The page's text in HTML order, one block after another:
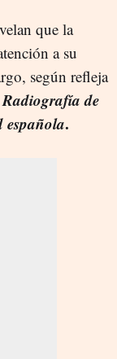
que la
a su
según refleja
Radiografía de
española.